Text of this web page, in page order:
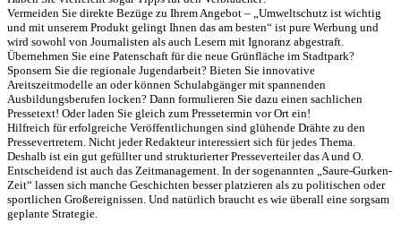
Vermeiden Sie direkte Bezüge zu Ihrem Angebot – „Umweltschutz ist wichtig
und mit unserem Produkt gelingt Ihnen das am besten“ ist pure Werbung und
wird sowohl von Journalisten als auch Lesern mit Ignoranz abgestraft.
Übernehmen Sie eine Patenschaft für die neue Grünfläche im Stadtpark?
Sponsern Sie die regionale Jugendarbeit? Bieten Sie innovative
Areitszeitmodelle an oder können Schulabgänger mit spannenden
Ausbildungsberufen locken? Dann formulieren Sie dazu einen sachlichen
Pressetext! Oder laden Sie gleich zum Pressetermin vor Ort ein!
Hilfreich für erfolgreiche Veröffentlichungen sind glühende Drähte zu den
Pressevertretern. Nicht jeder Redakteur interessiert sich für jedes Thema.
Deshalb ist ein gut gefüllter und strukturierter Presseverteiler das A und O.
Entscheidend ist auch das Zeitmanagement. In der sogenannten „Saure-Gurken-
Zeit“ lassen sich manche Geschichten besser platzieren als zu politischen oder
sportlichen Großereignissen. Und natürlich braucht es wie überall eine sorgsam
geplante Strategie.